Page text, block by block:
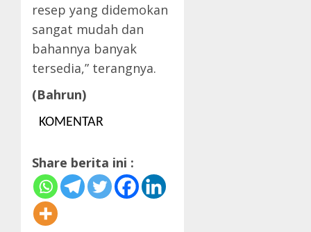
resep yang didemokan
sangat mudah dan
bahannya banyak
tersedia,” terangnya.
(Bahrun)
KOMENTAR
Share berita ini :